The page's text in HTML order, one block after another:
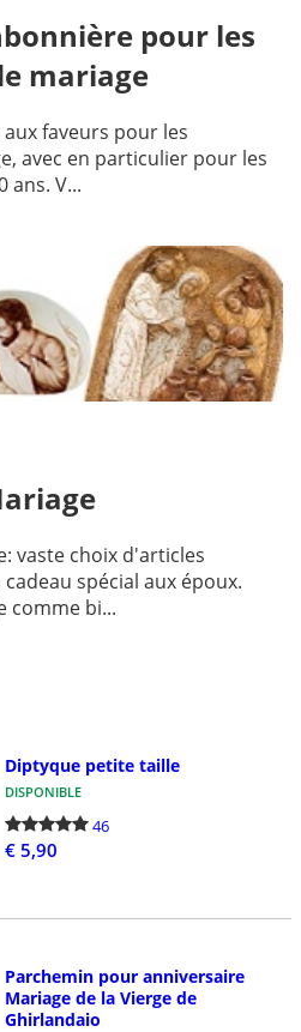
pour les
mariage
faveurs pour les
avec en particulier pour les
ans. V...
vaste choix d'articles
spécial aux époux.
comme bi...
Diptyque petite taille
DISPONIBLE
46
€ 5,90
Parchemin pour anniversaire
Mariage de la Vierge de
Ghirlandaio